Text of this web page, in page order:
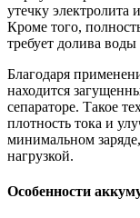
утечку электролита
Кроме того,
требует долива
Благодаря
находится
сепараторе. Такое
плотность тока и
минимальном
нагрузкой.
Особенности